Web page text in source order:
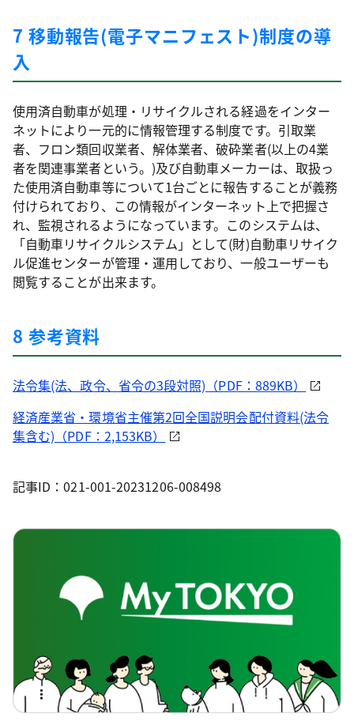
7 移動報告(電子マニフェスト)制度の導
入
使用済自動車が処理・リサイクルされる経過をインター
ネットにより一元的に情報管理する制度です。引取業
者、フロン類回収業者、解体業者、破砕業者(以上の4業
者を関連事業者という。)及び自動車メーカーは、取扱っ
た使用済自動車等について1台ごとに報告することが義務
付けられており、この情報がインターネット上で把握さ
れ、監視されるようになっています。このシステムは、
「自動車リサイクルシステム」として(財)自動車リサイク
ル促進センターが管理・運用しており、一般ユーザーも
閲覧することが出来ます。
8 参考資料
法令集(法、政令、省令の3段対照)（PDF：889KB）
経済産業省・環境省主催第2回全国説明会配付資料(法令
集含む)（PDF：2,153KB）
記事ID：021-001-20231206-008498